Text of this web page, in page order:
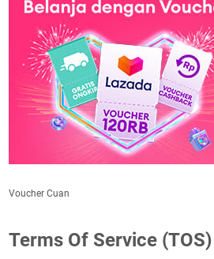
Voucher Cuan
Terms Of Service (TOS)